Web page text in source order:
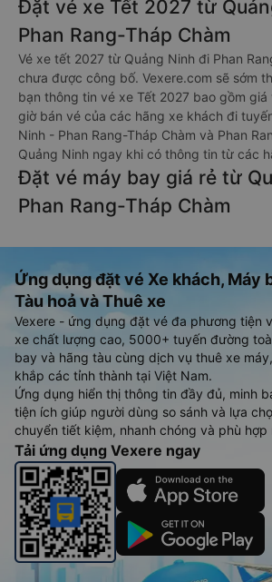
Đặt vé xe Tết 2027 từ
Phan Rang-Tháp Chàm
Vé xe tết 2027 từ Quảng Ninh đi Phan
chưa được công bố. Vexere.com sẽ sớm
bạn thông tin vé xe Tết 2027 bao gồm giá
giờ bán vé của các hãng xe khách đi
Ninh - Phan Rang-Tháp Chàm và Phan
Quảng Ninh ngay khi có thông tin từ các
Đặt vé máy bay giá rẻ từ
Phan Rang-Tháp Chàm
Ứng dụng đặt vé Xe khách, Máy
Tàu hoả và Thuê xe
Vexere - ứng dụng đặt vé đa phương tiện
xe chất lượng cao, 5000+ tuyến đường
bay và hãng tàu cùng dịch vụ thuê xe
khắp các tỉnh thành tại Việt Nam.
Ứng dụng hiển thị thông tin đầy đủ, minh
tiện ích giúp người dùng so sánh và lựa
chuyển tiết kiệm, nhanh chóng và phù hợp
Tải ứng dụng Vexere ngay